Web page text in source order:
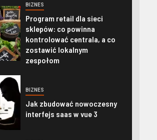
BIZNES
Program retail dla sieci
sklepów: co powinna
kontrolować centrala, a co
zostawić lokalnym
zespołom
BIZNES
Jak zbudować nowoczesny
interfejs saas w vue 3